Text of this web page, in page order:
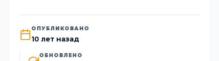
ОПУБЛИКОВАНО
10 лет назад
ОБНОВЛЕНО